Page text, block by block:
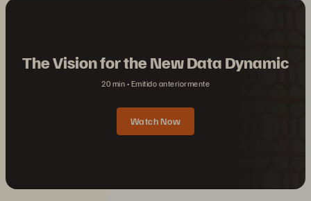
The Vision for the New Data Dynamic
20 min Emitido anteriormente
Watch Now